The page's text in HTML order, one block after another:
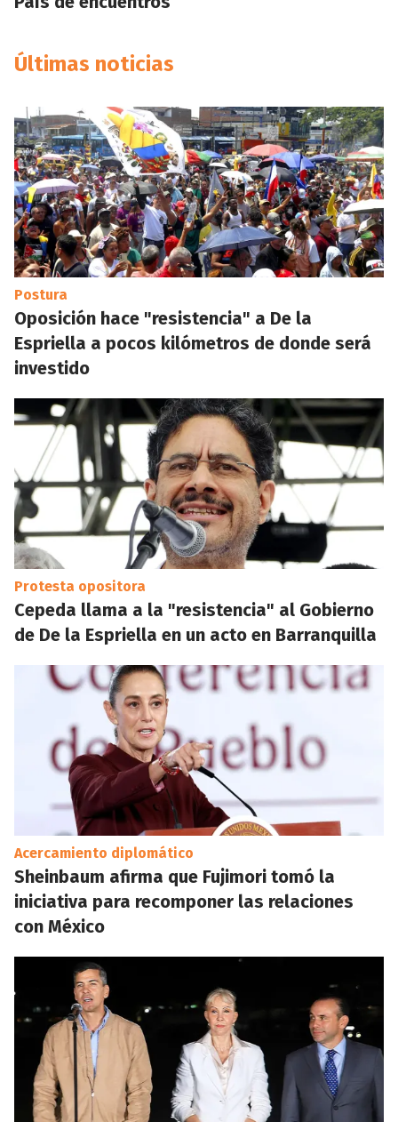
Últimas noticias
Postura
Oposición hace "resistencia" a De la
Espriella a pocos kilómetros de donde será
investido
Protesta opositora
Cepeda llama a la "resistencia" al Gobierno
de De la Espriella en un acto en Barranquilla
Acercamiento diplomático
Sheinbaum afirma que Fujimori tomó la
iniciativa para recomponer las relaciones
con México